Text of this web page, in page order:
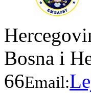
Bosna i
66Email: